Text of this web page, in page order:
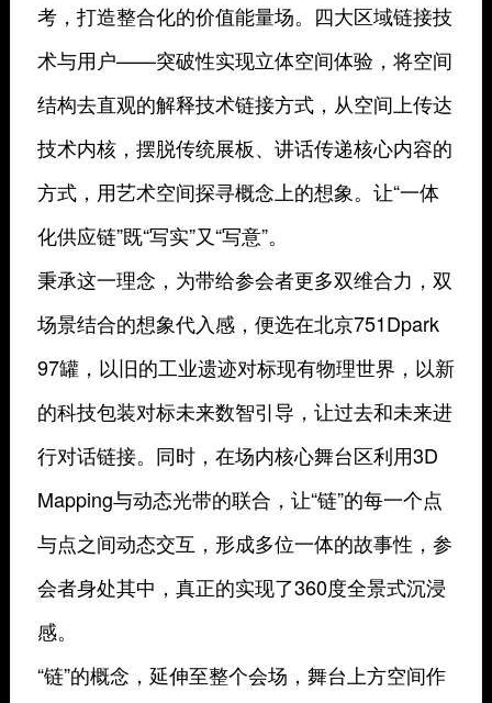
考，打造整合化的价值能量场。四大区域链接技
术与用户——突破性实现立体空间体验，将空间
结构去直观的解释技术链接方式，从空间上传达
技术内核，摆脱传统展板、讲话传递核心内容的
方式，用艺术空间探寻概念上的想象。让“一体
化供应链”既“写实”又“写意”。
秉承这一理念，为带给参会者更多双维合力，双
场景结合的想象代入感，便选在北京751Dpark
97罐，以旧的工业遗迹对标现有物理世界，以新
的科技包装对标未来数智引导，让过去和未来进
行对话链接。同时，在场内核心舞台区利用3D
Mapping与动态光带的联合，让“链”的每一个点
与点之间动态交互，形成多位一体的故事性，参
会者身处其中，真正的实现了360度全景式沉浸
感。
“链”的概念，延伸至整个会场，舞台上方空间作